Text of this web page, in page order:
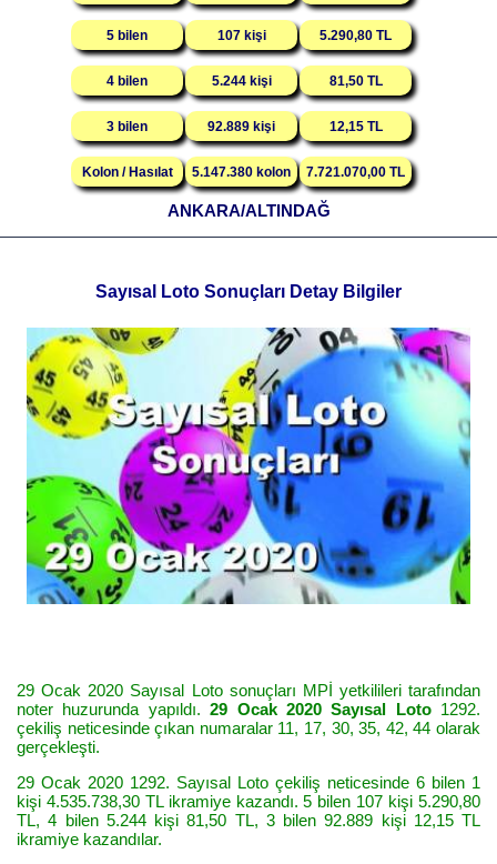
5 bilen 107 kişi 5.290,80 TL
4 bilen 5.244 kişi 81,50 TL
3 bilen 92.889 kişi 12,15 TL
Kolon / Hasılat 5.147.380 kolon 7.721.070,00 TL
ANKARA/ALTINDAĞ
Sayısal Loto Sonuçları Detay Bilgiler
29 Ocak 2020 Sayısal Loto sonuçları MPİ yetkilileri tarafından
noter huzurunda yapıldı.29 Ocak 2020 Sayısal Loto1292.
çekiliş neticesinde çıkan numaralar 11, 17, 30, 35, 42, 44 olarak
gerçekleşti.
29 Ocak 2020 1292. Sayısal Loto çekiliş neticesinde 6 bilen 1
kişi 4.535.738,30 TL ikramiye kazandı. 5 bilen 107 kişi 5.290,80
TL, 4 bilen 5.244 kişi 81,50 TL, 3 bilen 92.889 kişi 12,15 TL
ikramiye kazandılar.